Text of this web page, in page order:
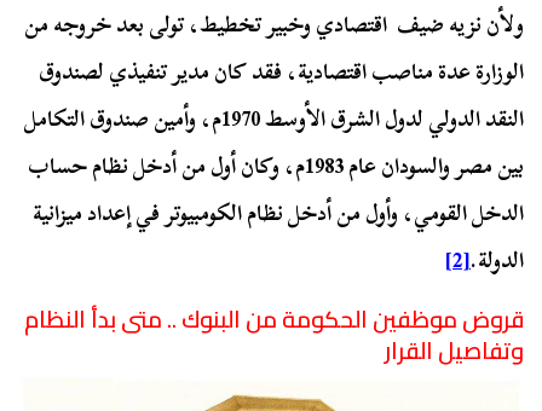
ولأن نزيه ضيف اقتصادي وخبير تخطيط، تولى بعد خروجه من
الوزارة عدة مناصب اقتصادية، فقد كان مدير تنفيذي لصندوق
النقد الدولي لدول الشرق الأوسط 1970م، وأمين صندوق التكامل
بين مصر والسودان عام 1983م، وكان أول من أدخل نظام حساب
الدخل القومي، وأول من أدخل نظام الكومبيوتر في إعداد ميزانية
الدولة.[2]
قروض موظفين الحكومة من البنوك .. متى بدأ النظام
وتفاصيل القرار